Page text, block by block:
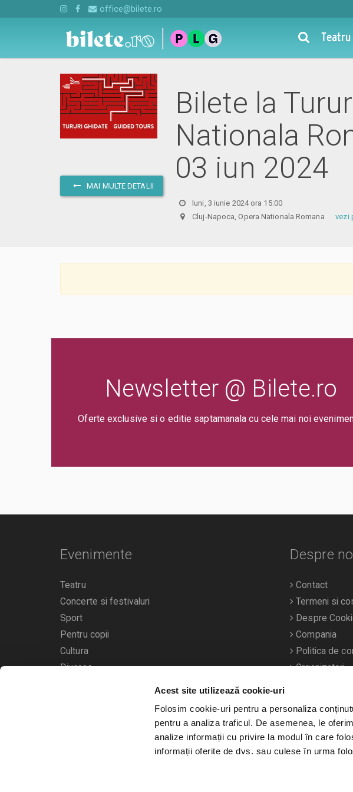
Acest site utilizează cookie-uri
Folosim cookie-uri pentru a personaliza
pentru a analiza traficul. De asemenea, le
analize informații cu privire la modul în care
informații oferite de dvs. sau culese în urma
office@bilete.ro
Teatru
MAI MULTE DETALII
Bilete la
Nationala
03 iun 2024
luni, 3 iunie 2024 ora 15:00
Cluj-Napoca, Opera Nationala Romanavezi
Newsletter @ Bilete.ro
Oferte exclusive si o editie saptamanala cu cele mai noi
Evenimente
Teatru
Concerte si festivaluri
Sport
Pentru copii
Cultura
Diverse
Calendarul evenimentelor
Despre
Contact
Termeni si
Despre
Compania
Politica de
Organizatori